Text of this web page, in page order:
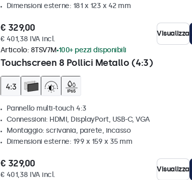
Dimensioni esterne: 181 x 123 x 42 mm
€ 329,00
€ 401,38 IVA incl.
Visualizza
Touchscreen 8 Pollici Metallo (4:3)
Articolo: 8TSV7M 100+ pezzi disponibili
Pannello multi-touch 4:3
Connessioni: HDMI, DisplayPort, USB-C, VGA
Montaggio: scrivania, parete, incasso
Dimensioni esterne: 199 x 159 x 35 mm
€ 329,00
€ 401,38 IVA incl.
Visualizza